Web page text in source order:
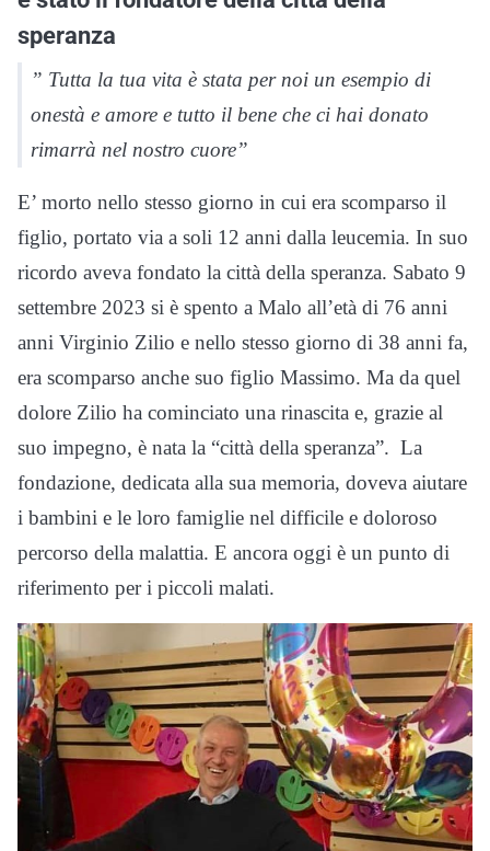
speranza
” Tutta la tua vita è stata per noi un esempio di
onestà e amore e tutto il bene che ci hai donato
rimarrà nel nostro cuore”
E’ morto nello stesso giorno in cui era scomparso il
figlio, portato via a soli 12 anni dalla leucemia. In suo
ricordo aveva fondato la città della speranza. Sabato 9
settembre 2023 si è spento a Malo all’età di 76 anni
anni Virginio Zilio e nello stesso giorno di 38 anni fa,
era scomparso anche suo figlio Massimo. Ma da quel
dolore Zilio ha cominciato una rinascita e, grazie al
suo impegno, è nata la “città della speranza”. La
fondazione, dedicata alla sua memoria, doveva aiutare
i bambini e le loro famiglie nel difficile e doloroso
percorso della malattia. E ancora oggi è un punto di
riferimento per i piccoli malati.